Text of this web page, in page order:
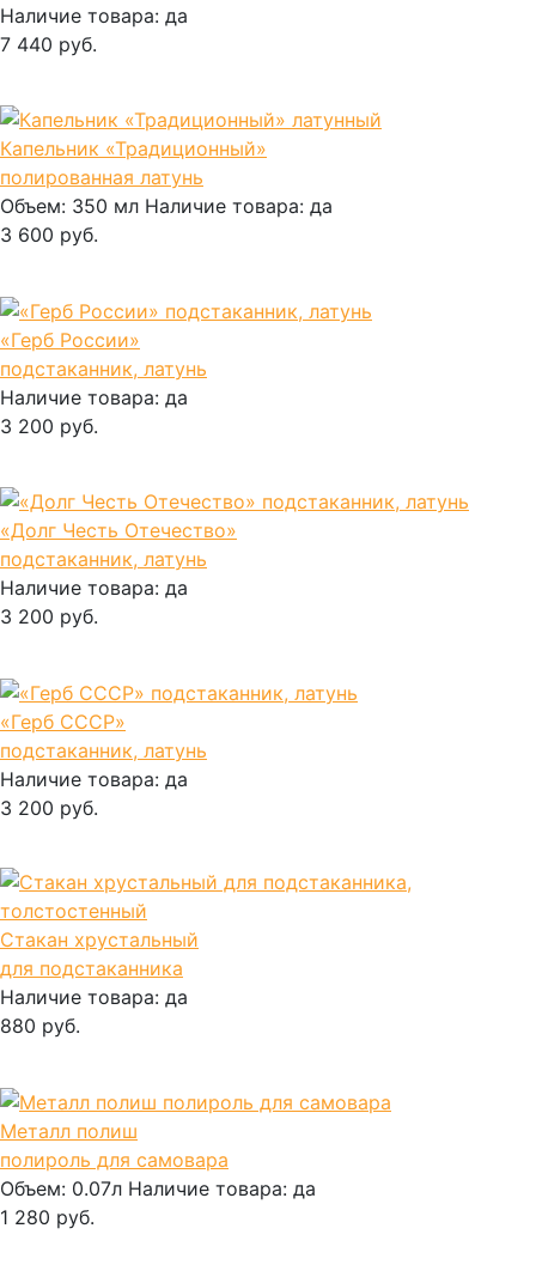
Наличие товара: да
7 440 руб.
Капельник «Традиционный»
полированная латунь
Объем: 350 мл Наличие товара: да
3 600 руб.
«Герб России»
подстаканник, латунь
Наличие товара: да
3 200 руб.
«Долг Честь Отечество»
подстаканник, латунь
Наличие товара: да
3 200 руб.
«Герб СССР»
подстаканник, латунь
Наличие товара: да
3 200 руб.
Стакан хрустальный
для подстаканника
Наличие товара: да
880 руб.
Металл полиш
полироль для самовара
Объем: 0.07л Наличие товара: да
1 280 руб.